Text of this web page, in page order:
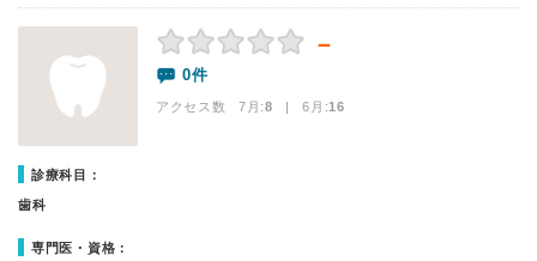
－
0件
アクセス数 7月:8 | 6月:16
診療科目：
歯科
専門医・資格：